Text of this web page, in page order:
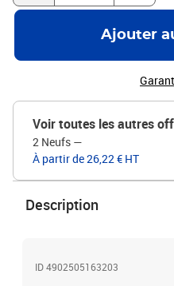
Ajouter
Voir toutes les autres
2 Neufs —
À partir de 26,22 € HT
Description
ID 4902505163203